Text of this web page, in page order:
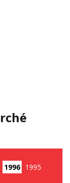
1996 1995